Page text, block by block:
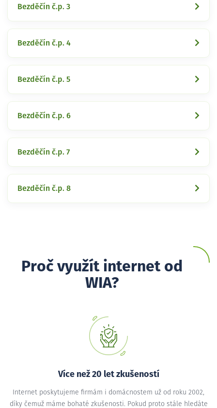
Bezděčín č.p. 3
Bezděčín č.p. 4
Bezděčín č.p. 5
Bezděčín č.p. 6
Bezděčín č.p. 7
Bezděčín č.p. 8
Proč využít internet od
WIA?
Více než 20 let zkušeností
Internet poskytujeme firmám i domácnostem už od roku 2002,
díky čemuž máme bohaté zkušenosti. Pokud proto stále hledáte